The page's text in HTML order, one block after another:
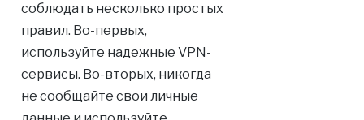
соблюдать несколько простых
правил. Во-первых,
используйте надежные VPN-
сервисы. Во-вторых, никогда
не сообщайте свои личные